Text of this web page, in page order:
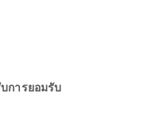
การยอมรับ